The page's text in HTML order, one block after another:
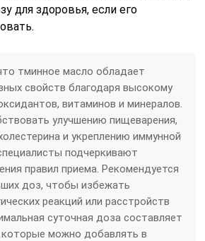
для здоровья, если его
тминное масло обладает
свойств благодаря высокому
витаминов и минералов.
улучшению пищеварения,
и укреплению иммунной
подчеркивают
правил приема. Рекомендуется
доз, чтобы избежать
реакций или расстройств
суточная доза составляет
можно добавлять в